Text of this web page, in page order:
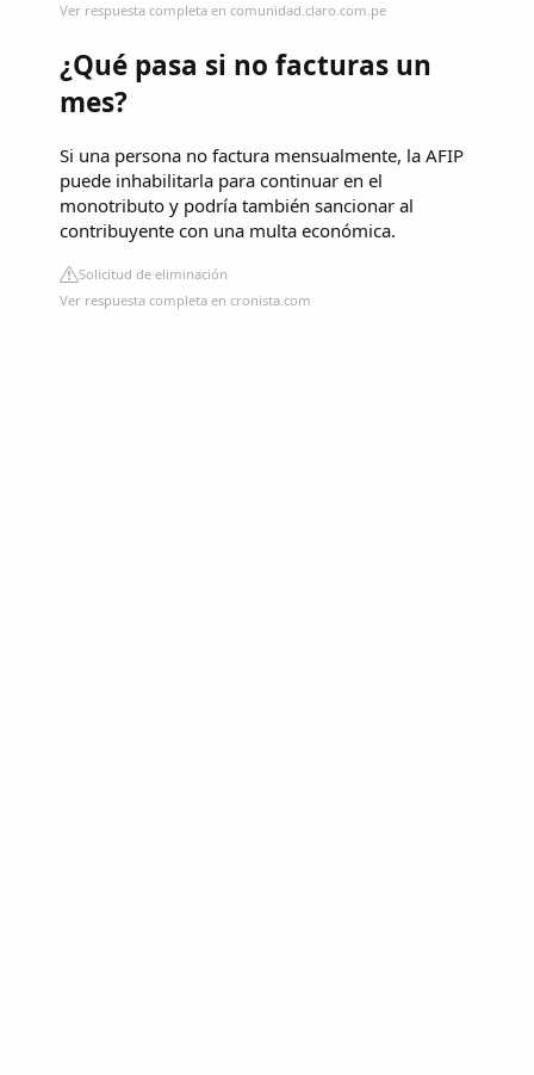
Ver respuesta completa en comunidad.claro.com.pe
¿Qué pasa si no facturas un
mes?
Si una persona no factura mensualmente, la AFIP
puede inhabilitarla para continuar en el
monotributo y podría también sancionar al
contribuyente con una multa económica.
Solicitud de eliminación
Ver respuesta completa en cronista.com